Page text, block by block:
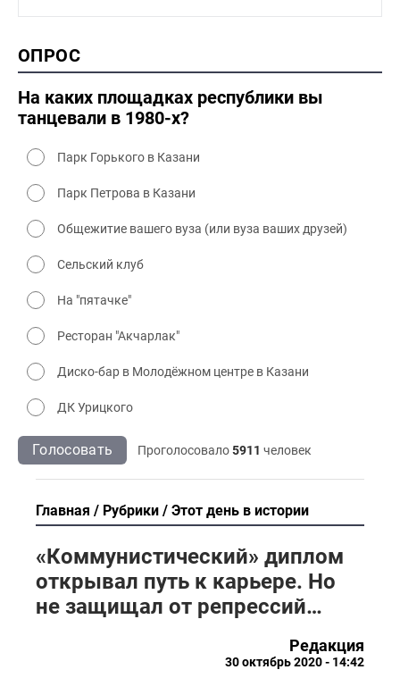
1990-2000 культура
2000 промышленность
2000 культура
ОПРОС
На каких площадках республики вы
танцевали в 1980-х?
Парк Горького в Казани
Парк Петрова в Казани
Общежитие вашего вуза (или вуза ваших друзей)
Сельский клуб
На "пятачке"
Ресторан "Акчарлак"
Диско-бар в Молодёжном центре в Казани
ДК Урицкого
Голосовать Проголосовало5911 человек
Главная Рубрики Этот день в истории
«Коммунистический» диплом
открывал путь к карьере. Но
не защищал от репрессий…
Редакция
30 октябрь 2020 - 14:42